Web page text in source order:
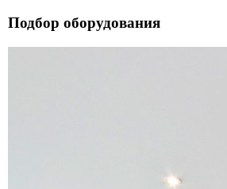
Подбор оборудования